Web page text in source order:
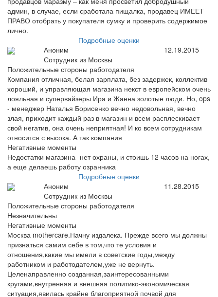
админ, в случае, если сработала пищалка, продавец ИМЕЕТ
ПРАВО отобрать у покупателя сумку и проверить содержимое
лично.
Подробные оценки
Аноним
Сотрудник из Москвы
12.19.2015
Положительные стороны работодателя
Компания отличная, белая зарплата, без задержек, коллектив
хороший, и управляющая магазина некст в европейском очень
лояльная и супервайзеры Ира и Жанна золотые люди. Но, ops
- менеджер Наталья Борисенко вечно недовольная, вечно
злая, приходит каждый раз в магазин и всем расплескивает
свой негатив, она очень неприятная! И ко всем сотрудникам
относится с высока. А так компания
Негативные моменты
Недостатки магазина- нет охраны, и стоишь 12 часов на ногах,
а еще делаешь работу озранника
Подробные оценки
Аноним
Сотрудник из Москвы
11.28.2015
Положительные стороны работодателя
Незначительны
Негативные моменты
Москва mothercare.Начну издалека. Прежде всего мы должны
признаться самим себе в том,что те условия и
отношения,какие мы имели в советские годы,между
работником и работодателем,уже не вернуть.
Целенаправленно созданная,заинтересованными
кругами,внутренняя и внешняя политико-экономическая
ситуация,явилась крайне благоприятной почвой для